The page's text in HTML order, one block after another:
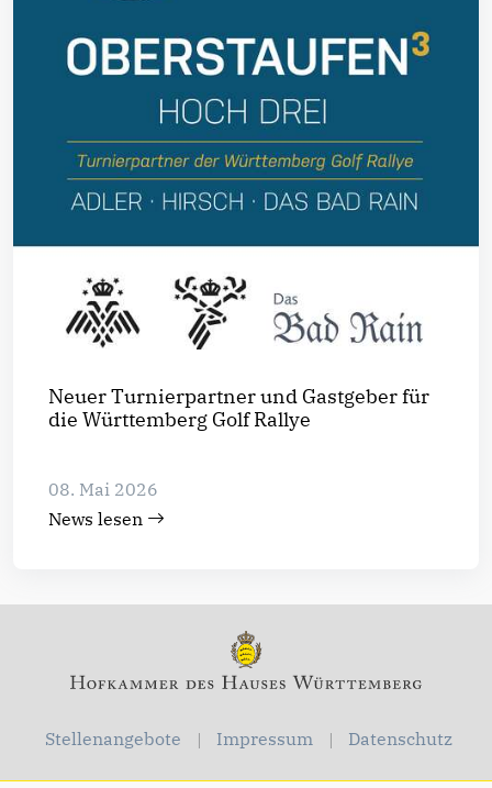
Neuer Turnierpartner und Gastgeber für
die Württemberg Golf Rallye
08. Mai 2026
News lesen
Stellenangebote Impressum Datenschutz